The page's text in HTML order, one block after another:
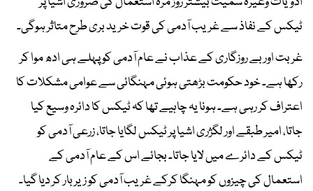
ٹیکس کے نفاذ سے غریب آدمی کی قوت خرید بری طرح متاثر ہوگی۔
غربت اور بے روزگاری کے عذاب نے عام آدمی کو پہلے ہی ادھ موا کر
رکھا ہے۔ خود حکومت بڑھتی ہوئی مہنگائی سے عوامی مشکلات کا
اعتراف کر رہی ہے۔ ہونا یہ چاہیے تھا کہ ٹیکس کا دائرہ وسیع کیا
جاتا، امیر طبقے اور لگژری اشیا پر ٹیکس لگایا جاتا، زرعی آدمی کو
ٹیکس کے دائرے میں لایا جاتا۔ بجائے اس کے عام آدمی کے
استعمال کی چیزوں کو مہنگا کرکے غریب آدمی کو زیربار کر دیا گیا۔